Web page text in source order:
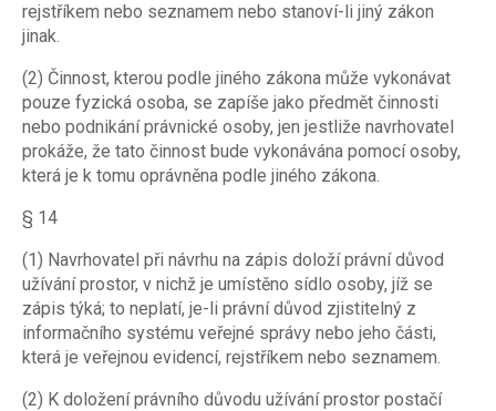
rejstříkem nebo seznamem nebo stanoví-li jiný zákon
jinak.
(2) Činnost, kterou podle jiného zákona může vykonávat
pouze fyzická osoba, se zapíše jako předmět činnosti
nebo podnikání právnické osoby, jen jestliže navrhovatel
prokáže, že tato činnost bude vykonávána pomocí osoby,
která je k tomu oprávněna podle jiného zákona.
§ 14
(1) Navrhovatel při návrhu na zápis doloží právní důvod
užívání prostor, v nichž je umístěno sídlo osoby, jíž se
zápis týká; to neplatí, je-li právní důvod zjistitelný z
informačního systému veřejné správy nebo jeho části,
která je veřejnou evidencí, rejstříkem nebo seznamem.
(2) K doložení právního důvodu užívání prostor postačí